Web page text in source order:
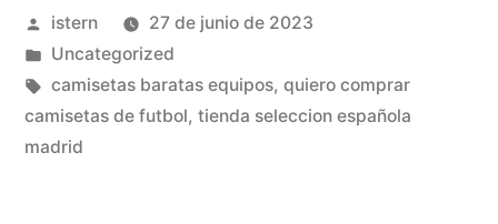
Publicado
por
istern
27 de junio de 2023
Publicado
en
Uncategorized
Etiquetas:
camisetas baratas equipos, quiero comprar
camisetas de futbol, tienda seleccion española
madrid